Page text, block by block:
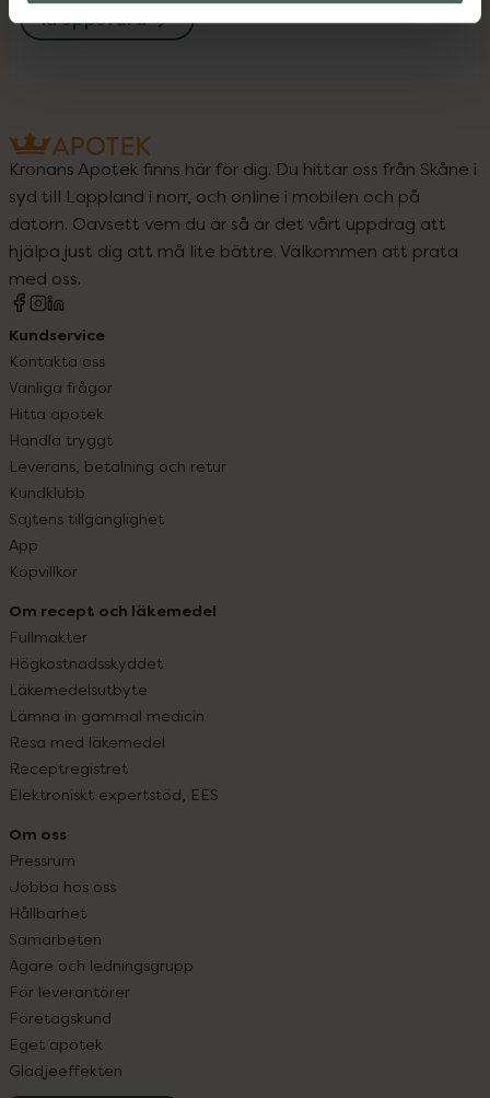
Kroppsvård
Kronans Apotek finns här för dig. Du hittar oss från Skåne i
syd till Lappland i norr, och online i mobilen och på
datorn. Oavsett vem du är så är det vårt uppdrag att
hjälpa just dig att må lite bättre. Välkommen att prata
med oss.
Kundservice
Kontakta oss
Vanliga frågor
Hitta apotek
Handla tryggt
Leverans, betalning och retur
Kundklubb
Sajtens tillgänglighet
App
Köpvillkor
Om recept och läkemedel
Fullmakter
Högkostnadsskyddet
Läkemedelsutbyte
Lämna in gammal medicin
Resa med läkemedel
Receptregistret
Elektroniskt expertstöd, EES
Om oss
Pressrum
Jobba hos oss
Hållbarhet
Samarbeten
Ägare och ledningsgrupp
För leverantörer
Företagskund
Eget apotek
Glädjeeffekten